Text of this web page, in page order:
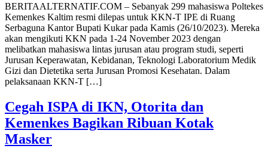
BERITAALTERNATIF.COM – Sebanyak 299 mahasiswa Poltekes
Kemenkes Kaltim resmi dilepas untuk KKN-T IPE di Ruang
Serbaguna Kantor Bupati Kukar pada Kamis (26/10/2023). Mereka
akan mengikuti KKN pada 1-24 November 2023 dengan
melibatkan mahasiswa lintas jurusan atau program studi, seperti
Jurusan Keperawatan, Kebidanan, Teknologi Laboratorium Medik
Gizi dan Dietetika serta Jurusan Promosi Kesehatan. Dalam
pelaksanaan KKN-T […]
Cegah ISPA di IKN, Otorita dan
Kemenkes Bagikan Ribuan Kotak
Masker